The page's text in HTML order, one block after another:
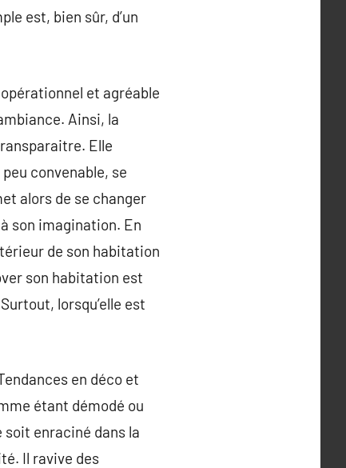
est, bien sûr, d’un
et agréable
Ainsi, la
Elle
convenable, se
alors de se changer
son imagination. En
de son habitation
son habitation est
lorsqu’elle est
en déco et
étant démodé ou
soit enraciné dans la
Il ravive des